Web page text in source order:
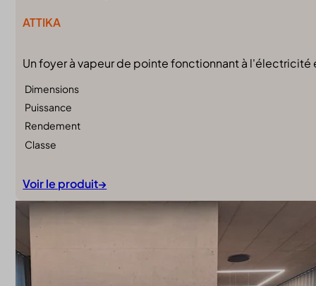
ATTIKA
Un foyer à vapeur de pointe fonctionnant à l'électricité
Dimensions
Puissance
Rendement
Classe
Voir le produit